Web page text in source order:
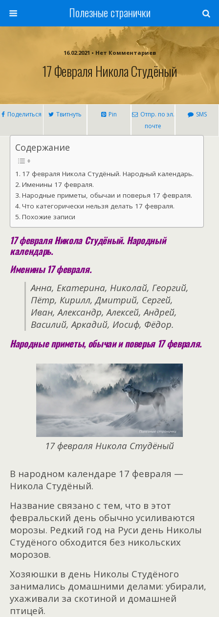
Полезные странички
16.02.2021 • Нет Комментариев
17 Февраля Никола Студёный
Поделиться Твитнуть Pin
Отпр. по эл.
почте
SMS
Содержание
17 февраля Никола Студёный. Народный календарь.
Именины 17 февраля.
Народные приметы, обычаи и поверья 17 февраля.
Что категорически нельзя делать 17 февраля.
Похожие записи
17 февраля Никола Студёный. Народный
календарь.
Именины 17 февраля.
Анна, Екатерина, Николай, Георгий,
Пётр, Кирилл, Дмитрий, Сергей,
Иван, Александр, Алексей, Андрей,
Василий, Аркадий, Иосиф, Фёдор.
Народные приметы, обычаи и поверья 17 февраля.
17 февраля Никола Студёный
В народном календаре 17 февраля —
Никола Студёный.
Название связано с тем, что в этот
февральский день обычно усиливаются
морозы. Редкий год на Руси день Николы
Студёного обходится без никольских
морозов.
Хозяюшки в день Николы Студёного
занимались домашними делами: убирали,
ухаживали за скотиной и домашней
птицей.